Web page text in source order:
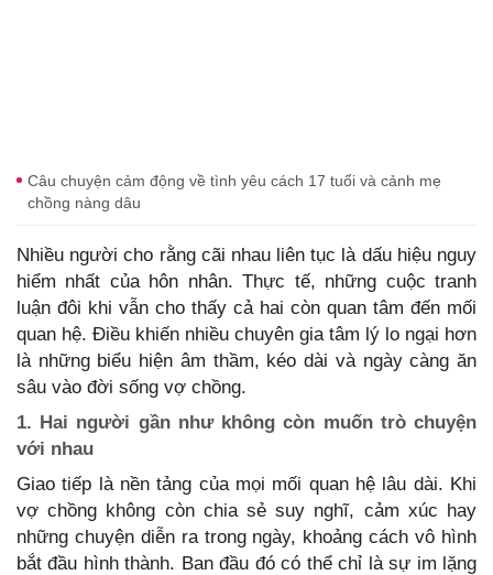
Câu chuyện cảm động về tình yêu cách 17 tuổi và cảnh mẹ
chồng nàng dâu
Nhiều người cho rằng cãi nhau liên tục là dấu hiệu nguy
hiểm nhất của hôn nhân. Thực tế, những cuộc tranh
luận đôi khi vẫn cho thấy cả hai còn quan tâm đến mối
quan hệ. Điều khiến nhiều chuyên gia tâm lý lo ngại hơn
là những biểu hiện âm thầm, kéo dài và ngày càng ăn
sâu vào đời sống vợ chồng.
1. Hai người gần như không còn muốn trò chuyện
với nhau
Giao tiếp là nền tảng của mọi mối quan hệ lâu dài. Khi
vợ chồng không còn chia sẻ suy nghĩ, cảm xúc hay
những chuyện diễn ra trong ngày, khoảng cách vô hình
bắt đầu hình thành. Ban đầu đó có thể chỉ là sự im lặng